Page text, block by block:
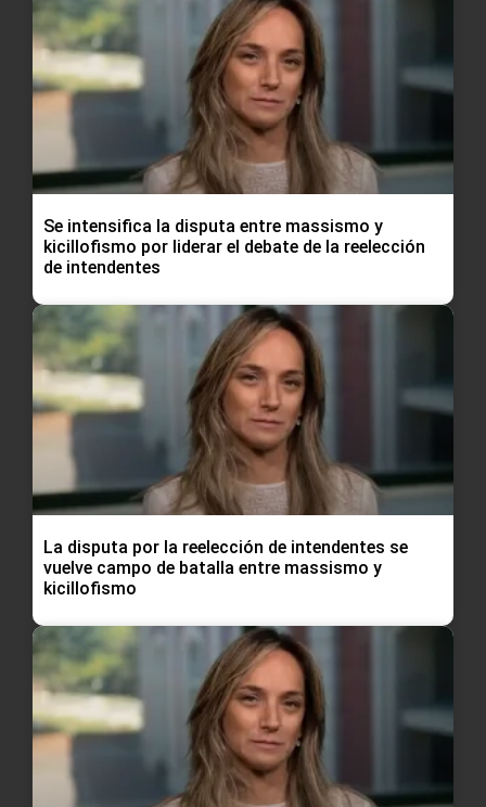
Se intensifica la disputa entre massismo y
kicillofismo por liderar el debate de la reelección
de intendentes
La disputa por la reelección de intendentes se
vuelve campo de batalla entre massismo y
kicillofismo